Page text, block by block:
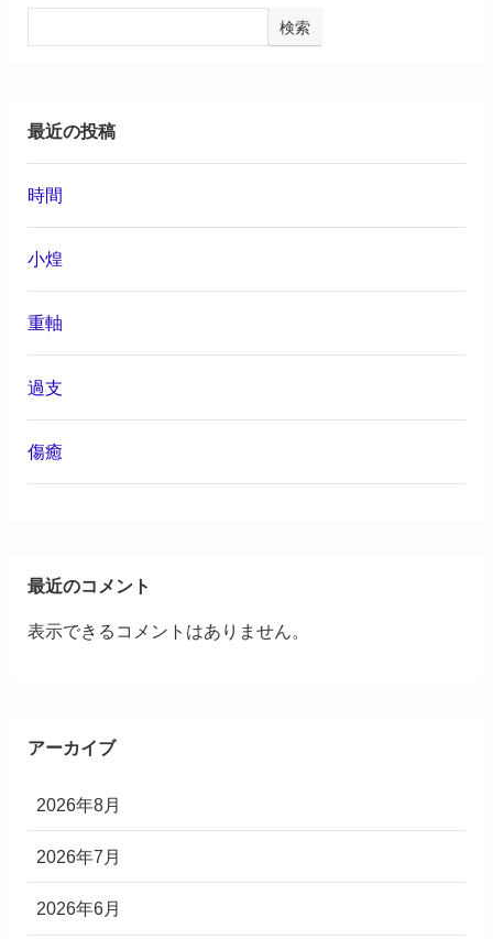
検索
最近の投稿
時間
小煌
重軸
過支
傷癒
最近のコメント
表示できるコメントはありません。
アーカイブ
2026年8月
2026年7月
2026年6月